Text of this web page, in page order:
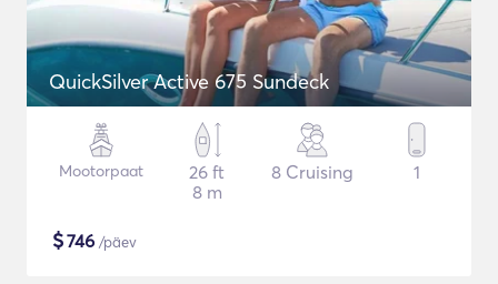
QuickSilver Active 675 Sundeck
Mootorpaat
26 ft
8 m
8 Cruising 1
$746 /päev